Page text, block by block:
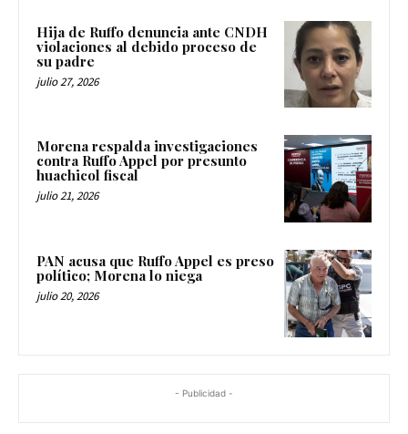
Hija de Ruffo denuncia ante CNDH
violaciones al debido proceso de
su padre
julio 27, 2026
Morena respalda investigaciones
contra Ruffo Appel por presunto
huachicol fiscal
julio 21, 2026
PAN acusa que Ruffo Appel es preso
político; Morena lo niega
julio 20, 2026
- Publicidad -